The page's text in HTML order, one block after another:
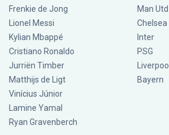
Frenkie de Jong
Lionel Messi
Kylian Mbappé
Cristiano Ronaldo
Jurriën Timber
Matthijs de Ligt
Vinícius Júnior
Lamine Yamal
Ryan Gravenberch
Man Utd
Chelsea
Inter
PSG
Liverpool
Bayern